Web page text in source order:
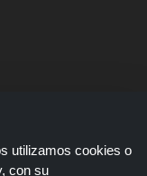
utilizamos cookies o
con su